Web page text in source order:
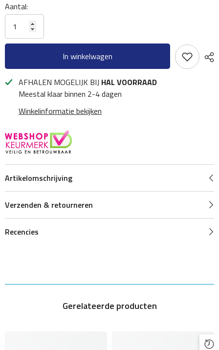
Aantal:
In winkelwagen
AFHALEN MOGELIJK BIJ HAL VOORRAAD
Meestal klaar binnen 2-4 dagen
Winkelinformatie bekijken
Artikelomschrijving
Verzenden & retourneren
Recencies
Gerelateerde producten